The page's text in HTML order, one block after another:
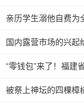
亲历学生溺他自费为
国内露营市场的兴起
“零钱包”来了！福建
被祭上神坛的四棵樟